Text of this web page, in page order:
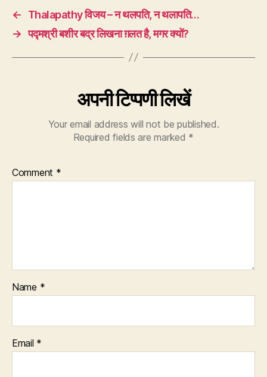
←
Thalapathy विजय – न थलपति, न थलापति…
→ पद्मश्री बशीर बद्र लिखना ग़लत है, मगर क्यों?
अपनी टिप्पणी लिखें
Your email address will not be published.
Required fields are marked *
Comment *
Name *
Email *